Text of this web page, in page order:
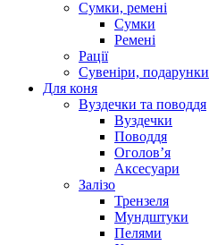
Сумки, ремені
Сумки
Ремені
Рації
Сувеніри, подарунки
Для коня
Вуздечки та поводдя
Вуздечки
Поводдя
Оголов’я
Аксесуари
Залізо
Трензеля
Мундштуки
Пелями